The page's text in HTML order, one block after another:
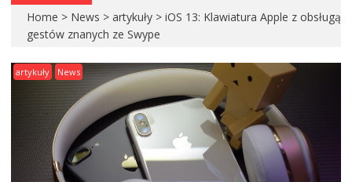
Home > News > artykuły > iOS 13: Klawiatura Apple z obsługą
gestów znanych ze Swype
artykuły News